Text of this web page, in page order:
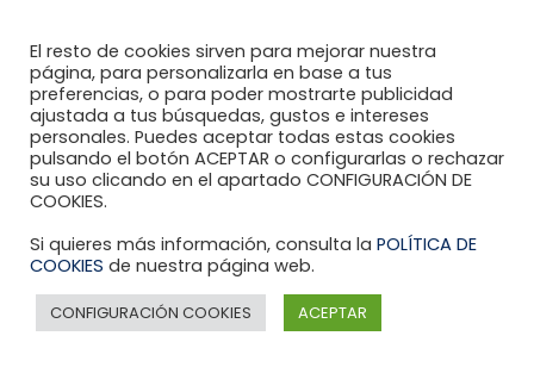
se fundamentan en el diagnóstico, tratamiento,
seguimiento e investigación de las enfermedades
reumáticas.
DÓNDE ENCONTRARNOS
Contacto Online
ESPAÑA
El resto de cookies sirven para mejorar nuestra
página, para personalizarla en base a tus
preferencias, o para poder mostrarte publicidad
ajustada a tus búsquedas, gustos e intereses
personales. Puedes aceptar todas estas cookies
pulsando el botón ACEPTAR o configurarlas o rechazar
su uso clicando en el apartado CONFIGURACIÓN DE
COOKIES.
Si quieres más información, consulta la POLÍTICA DE
COOKIES de nuestra página web.
CONFIGURACIÓN COOKIES ACEPTAR